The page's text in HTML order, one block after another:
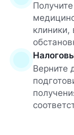
клиники,
Верните